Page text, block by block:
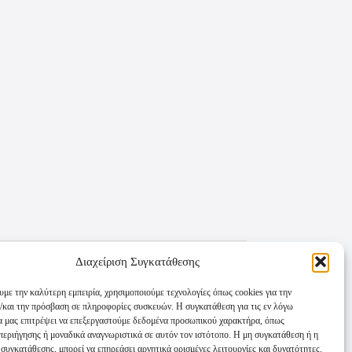
Διαχείριση Συγκατάθεσης
την καλύτερη εμπειρία, χρησιμοποιούμε τεχνολογίες όπως cookies για την
την πρόσβαση σε πληροφορίες συσκευών. Η συγκατάθεση για τις εν λόγω
μας επιτρέψει να επεξεργαστούμε δεδομένα προσωπικού χαρακτήρα, όπως
ή μοναδικά αναγνωριστικά σε αυτόν τον ιστότοπο. Η μη συγκατάθεση ή η
μπορεί να επηρεάσει αρνητικά ορισμένες λειτουργίες και δυνατότητες.